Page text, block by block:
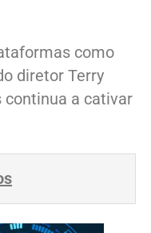
como
diretor Terry
continua a cativar